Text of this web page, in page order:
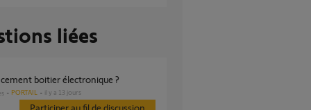
liées
boitier électronique ?
PORTAIL il y a 13 jours
Participer au fil de discussion